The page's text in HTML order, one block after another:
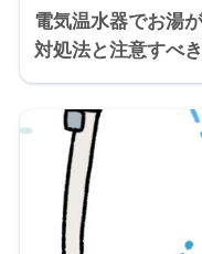
電気温水器でお湯
対処法と注意すべ